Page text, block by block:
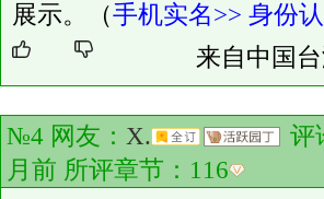
展示。（手机实名>> 身份
来自中国
№4 网友： X. 评
月前 所评章节： 116